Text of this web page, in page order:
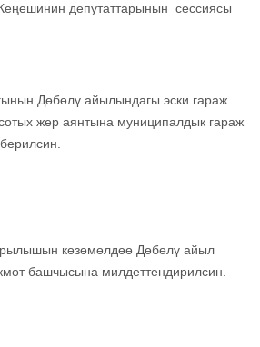
депутаттарынын сессиясы
Дөбөлү айылындагы эски гараж
жер аянтына муниципалдык гараж
көзөмөлдөө Дөбөлү айыл
башчысына милдеттендирилсин.